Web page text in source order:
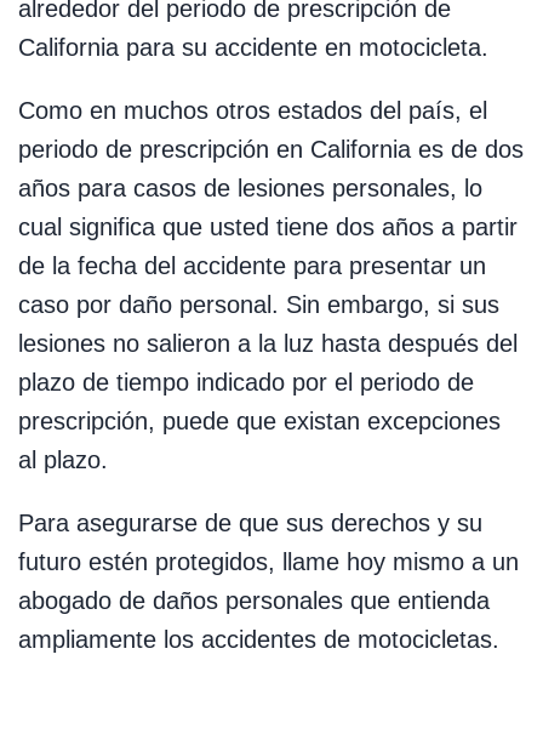
alrededor del periodo de prescripción de
California para su accidente en motocicleta.
Como en muchos otros estados del país, el
periodo de prescripción en California es de dos
años para casos de lesiones personales, lo
cual significa que usted tiene dos años a partir
de la fecha del accidente para presentar un
caso por daño personal. Sin embargo, si sus
lesiones no salieron a la luz hasta después del
plazo de tiempo indicado por el periodo de
prescripción, puede que existan excepciones
al plazo.
Para asegurarse de que sus derechos y su
futuro estén protegidos, llame hoy mismo a un
abogado de daños personales que entienda
ampliamente los accidentes de motocicletas.